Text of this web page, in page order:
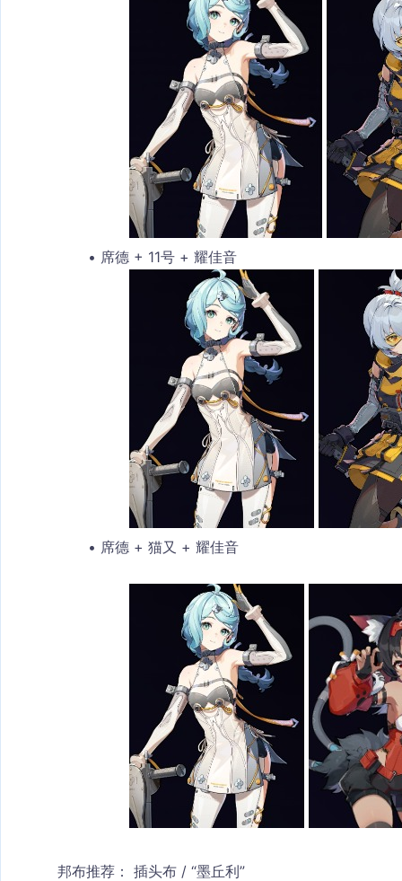
席德 + 11号 + 耀佳音
席德 + 猫又 + 耀佳音
邦布推荐： 插头布 / “墨丘利”